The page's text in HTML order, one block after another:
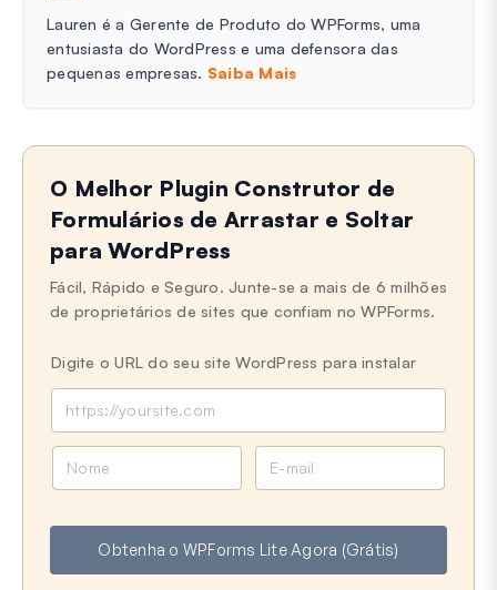
Lauren é a Gerente de Produto do WPForms, uma
entusiasta do WordPress e uma defensora das
pequenas empresas. Saiba Mais
O Melhor Plugin Construtor de
Formulários de Arrastar e Soltar
para WordPress
Fácil, Rápido e Seguro. Junte-se a mais de 6 milhões
de proprietários de sites que confiam no WPForms.
Digite o URL do seu site WordPress para instalar
e
a
l
Obtenha o WPForms Lite Agora (Grátis)